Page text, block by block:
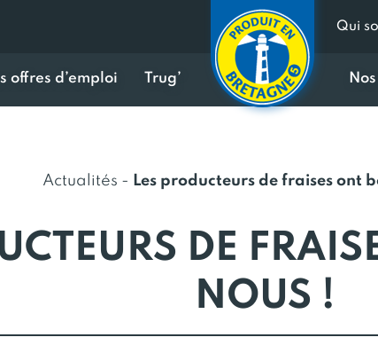
Qui
offres d’emploi Trug’
Actualités - Les producteurs de fraises ont
DE
NOUS !